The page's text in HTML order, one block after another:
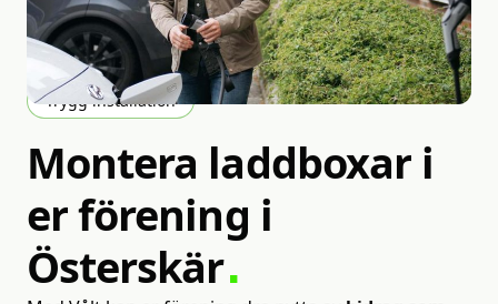
Trygg installation
Montera laddboxar i
erförening i
Österskär